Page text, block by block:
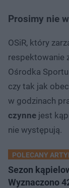
Prosimy nie
OSiR, który
respektowanie
Ośrodka
czy tak jak
w godzinach
czynne jest
nie występują.
POLECANY
Sezon
Wyznaczono